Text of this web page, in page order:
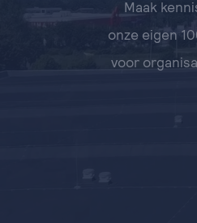
Maak
onze eigen
voor